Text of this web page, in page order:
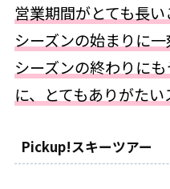
営業期間がとても長
シーズンの始まりに一
シーズンの終わりに
に、とてもありがたい
Pickup!スキーツアー